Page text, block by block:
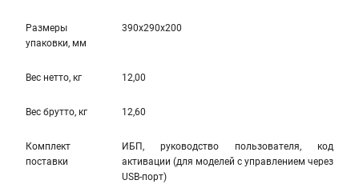
Размеры
упаковки, мм
390x290x200
Вес нетто, кг 12,00
Вес брутто, кг 12,60
Комплект
поставки
ИБП, руководство пользователя, код
активации (для моделей с управлением через
USB-порт)